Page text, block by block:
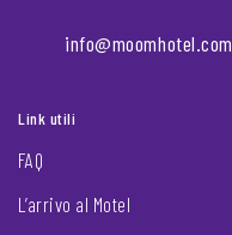
info@moomhotel.com
Link utili
FAQ
L’arrivo al Motel